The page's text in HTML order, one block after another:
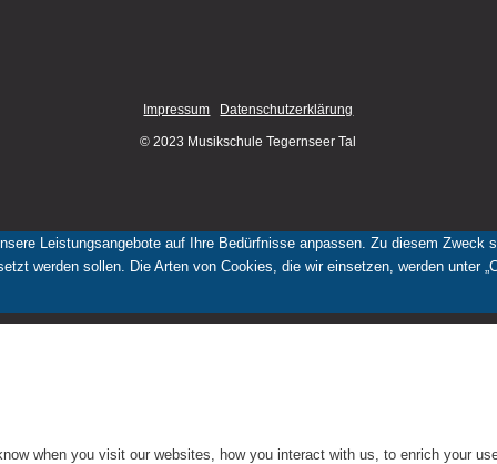
Impressum Datenschutzerklärung
© 2023 Musikschule Tegernseer Tal
Leistungsangebote auf Ihre Bedürfnisse anpassen. Zu diesem
werden sollen. Die Arten von Cookies, die wir einsetzen, werden unter
when you visit our websites, how you interact with us, to enrich your